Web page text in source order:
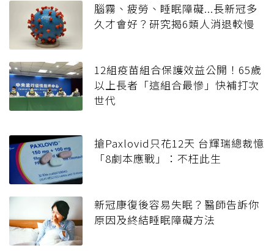
腦霧、疲勞、睡眠障礙...長新冠多
久才會好？研究揭6類人消退較慢
12組疫苗組合保護效益公開！65歲
以上長者「這組合最慘」快補打次
世代
搶Paxlovid只花12天 台輝瑞總裁憶
「8劇本應戰」：不枉此生
新冠康復後容易失眠？醫師告訴你
原因及終結睡眠障礙方法